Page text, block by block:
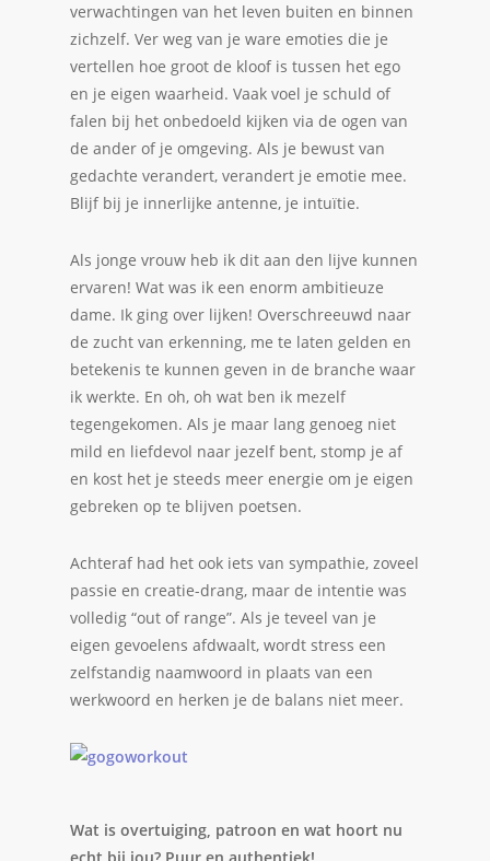
verwachtingen van het leven buiten en binnen
zichzelf. Ver weg van je ware emoties die je
vertellen hoe groot de kloof is tussen het ego
en je eigen waarheid. Vaak voel je schuld of
falen bij het onbedoeld kijken via de ogen van
de ander of je omgeving. Als je bewust van
gedachte verandert, verandert je emotie mee.
Blijf bij je innerlijke antenne, je intuïtie.
Als jonge vrouw heb ik dit aan den lijve kunnen
ervaren! Wat was ik een enorm ambitieuze
dame. Ik ging over lijken! Overschreeuwd naar
de zucht van erkenning, me te laten gelden en
betekenis te kunnen geven in de branche waar
ik werkte. En oh, oh wat ben ik mezelf
tegengekomen. Als je maar lang genoeg niet
mild en liefdevol naar jezelf bent, stomp je af
en kost het je steeds meer energie om je eigen
gebreken op te blijven poetsen.
Achteraf had het ook iets van sympathie, zoveel
passie en creatie-drang, maar de intentie was
volledig “out of range”. Als je teveel van je
eigen gevoelens afdwaalt, wordt stress een
zelfstandig naamwoord in plaats van een
werkwoord en herken je de balans niet meer.
Wat is overtuiging, patroon en wat hoort nu